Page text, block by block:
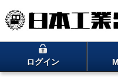
ログイン